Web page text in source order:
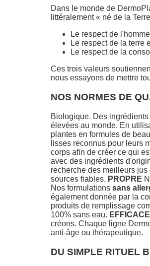
Dans le monde de
littéralement « né de la
Le respect de
Le respect de la terre
Le respect de la
Ces trois valeurs
nous essayons de mettre
NOS NORMES DE
Biologique. Des
élevées au monde. En
plantes en formules de
lisses reconnus pour leurs
corps afin de créer ce qui
avec des ingrédients
recherche des meilleurs jus
sources fiables. PROPRE
Nos formulations sans
également donnée par la
produits de remplissage
100% sans eau. EFFICACE
créons. Chaque ligne
anti-âge ou thérapeutique.
DU SIMPLE RITUEL